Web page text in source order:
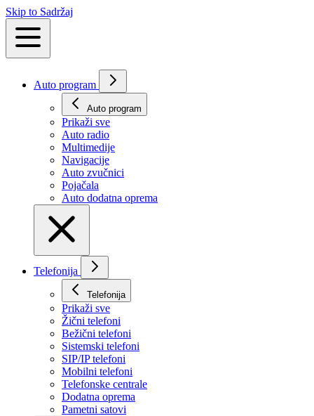
Skip to Sadržaj
Auto program
Auto program
Prikaži svе
Auto radio
Multimedije
Navigacije
Auto zvučnici
Pojačala
Auto dodatna oprema
Telefonija
Telefonija
Prikaži svе
Žični telefoni
Bežični telefoni
Sistemski telefoni
SIP/IP telefoni
Mobilni telefoni
Telefonske centrale
Dodatna oprema
Pametni satovi